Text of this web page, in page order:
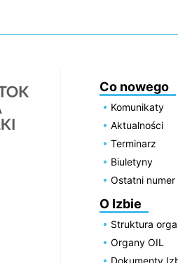
Co nowego
Komunikaty
Aktualności
Terminarz
Biuletyny
Ostatni numer
O Izbie
Struktura
Organy OIL
Dokumenty